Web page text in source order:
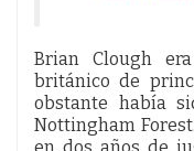
Brian Clough
británico de
obstante había
Nottingham